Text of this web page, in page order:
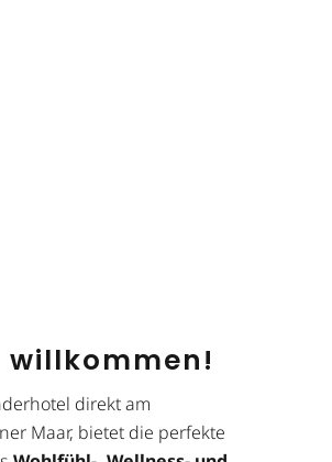
willkommen!
direkt am
Maar, bietet die perfekte